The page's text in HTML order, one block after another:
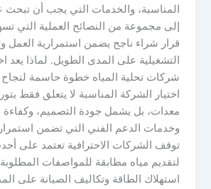
المناسبة، والخدمات التي يجب أن تبحث
إلى مجموعة من النصائح العملية التي
قرار شراء ناجح يضمن استمرارية العمل
التشغيلية على المدى الطويل. لماذا يعد
شركات تحلية المياه خطوة حاسمة
اختيار الشركة المناسبة لا يتعلق فقط
معدات، بل يشمل جودة التصميم، وكفاءة
وخدمات الدعم الفني التي تضمن
توقف الشركات الاحترافية تعتمد على
لتقديم مياه مطابقة للمواصفات
استهلاك الطاقة وتكاليف الصيانة على